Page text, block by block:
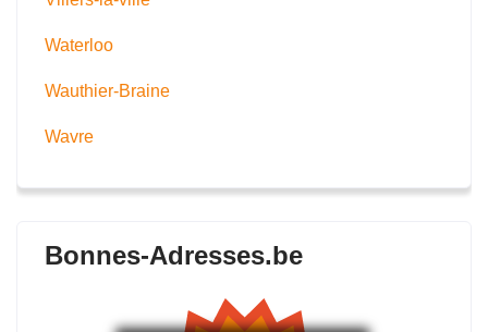
Waterloo
Wauthier-Braine
Wavre
Bonnes-Adresses.be